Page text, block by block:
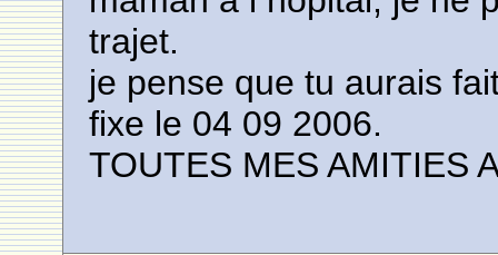
trajet.
je pense que tu aurais
fixe le 04 09 2006.
TOUTES MES AMITIES